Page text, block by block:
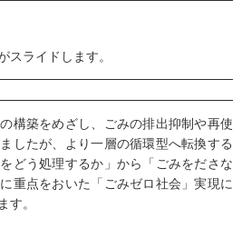
ライドします。
構築をめざし、ごみの排出抑制や再使
したが、より一層の循環型へ転換する
どう処理するか」から「ごみをださな
重点をおいた「ごみゼロ社会」実現に
す。